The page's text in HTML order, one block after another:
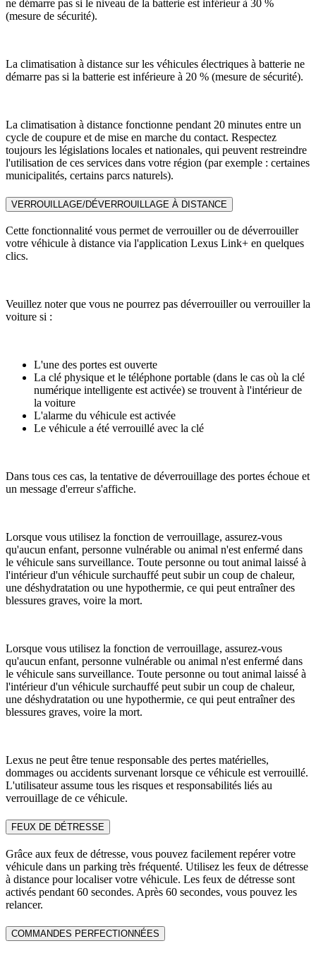
ne démarre pas si le niveau de la batterie est inférieur à 30 %
(mesure de sécurité).
La climatisation à distance sur les véhicules électriques à batterie ne
démarre pas si la batterie est inférieure à 20 % (mesure de sécurité).
La climatisation à distance fonctionne pendant 20 minutes entre un
cycle de coupure et de mise en marche du contact. Respectez
toujours les législations locales et nationales, qui peuvent restreindre
l'utilisation de ces services dans votre région (par exemple : certaines
municipalités, certains parcs naturels).
VERROUILLAGE/DÉVERROUILLAGE À DISTANCE
Cette fonctionnalité vous permet de verrouiller ou de déverrouiller
votre véhicule à distance via l'application Lexus Link+ en quelques
clics.
Veuillez noter que vous ne pourrez pas déverrouiller ou verrouiller la
voiture si :
L'une des portes est ouverte
La clé physique et le téléphone portable (dans le cas où la clé
numérique intelligente est activée) se trouvent à l'intérieur de
la voiture
L'alarme du véhicule est activée
Le véhicule a été verrouillé avec la clé
Dans tous ces cas, la tentative de déverrouillage des portes échoue et
un message d'erreur s'affiche.
Lorsque vous utilisez la fonction de verrouillage, assurez-vous
qu'aucun enfant, personne vulnérable ou animal n'est enfermé dans
le véhicule sans surveillance. Toute personne ou tout animal laissé à
l'intérieur d'un véhicule surchauffé peut subir un coup de chaleur,
une déshydratation ou une hypothermie, ce qui peut entraîner des
blessures graves, voire la mort.
Lorsque vous utilisez la fonction de verrouillage, assurez-vous
qu'aucun enfant, personne vulnérable ou animal n'est enfermé dans
le véhicule sans surveillance. Toute personne ou tout animal laissé à
l'intérieur d'un véhicule surchauffé peut subir un coup de chaleur,
une déshydratation ou une hypothermie, ce qui peut entraîner des
blessures graves, voire la mort.
Lexus ne peut être tenue responsable des pertes matérielles,
dommages ou accidents survenant lorsque ce véhicule est verrouillé.
L'utilisateur assume tous les risques et responsabilités liés au
verrouillage de ce véhicule.
FEUX DE DÉTRESSE
Grâce aux feux de détresse, vous pouvez facilement repérer votre
véhicule dans un parking très fréquenté. Utilisez les feux de détresse
à distance pour localiser votre véhicule. Les feux de détresse sont
activés pendant 60 secondes. Après 60 secondes, vous pouvez les
relancer.
COMMANDES PERFECTIONNÉES